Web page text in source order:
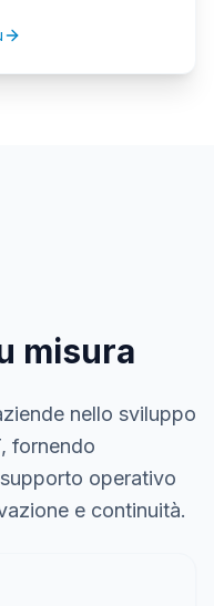
misura
nello sviluppo
fornendo
operativo
e continuità.